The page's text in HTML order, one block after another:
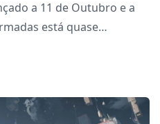
a 11 de Outubro e a
está quase
o jogo dividida por